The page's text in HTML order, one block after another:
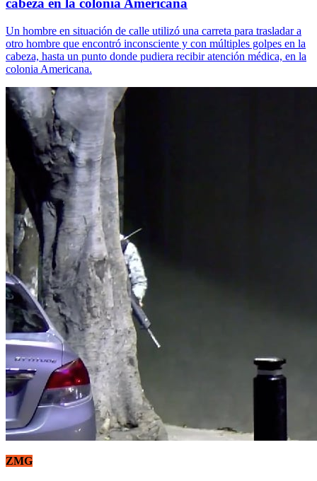
cabeza en la colonia Americana
Un hombre en situación de calle utilizó una carreta para trasladar a
otro hombre que encontró inconsciente y con múltiples golpes en la
cabeza, hasta un punto donde pudiera recibir atención médica, en la
colonia Americana.
ZMG